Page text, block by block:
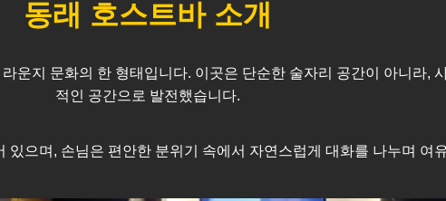
동래 호스트바 소개
운지 문화의 한 형태입니다. 이곳은 단순한 술자리 공간이 아니라,
적인 공간으로 발전했습니다.
있으며, 손님은 편안한 분위기 속에서 자연스럽게 대화를 나누며 여